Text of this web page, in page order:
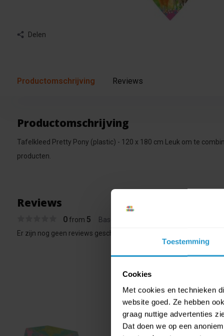
Toestemming
Cookies
Met cookies en technieken
website goed. Ze hebben
graag nuttige advertenties
Dat doen we op een
Delen
Productomschrijving Reviews
Productomschrijving
Tafelkleed Pretty Pony (plastic) - 120 x 180 cm Leuk om te
producten.
Reviews
0from 5 Based on 0 reviews
Er zijn nog geen reviews geschreven over dit product..